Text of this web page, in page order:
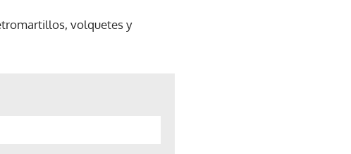
volquetes y